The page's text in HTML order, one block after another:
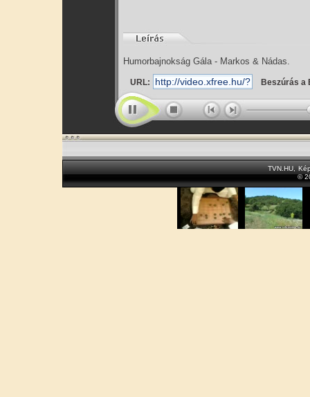
Humorbajnokság Gála - Markos & Nádas.
URL: Beszúrás a
TVN.HU
©